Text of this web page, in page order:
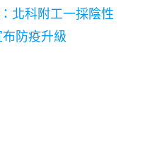
北科附工一採陰性
防疫升級